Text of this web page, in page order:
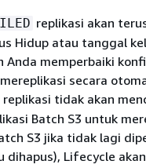
replikasi akan
Hidup atau tanggal
Anda memperbaiki
secara
replikasi tidak akan
Batch S3 untuk
S3 jika tidak lagi
dihapus), Lifecycle